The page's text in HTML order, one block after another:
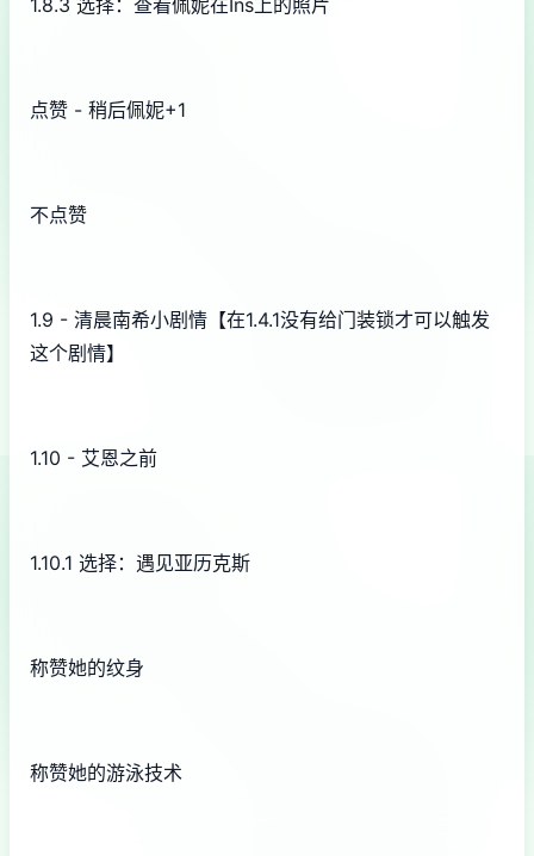
1.8.3 选择：查看佩妮在Ins上的照片
点赞 - 稍后佩妮+1
不点赞
1.9 - 清晨南希小剧情【在1.4.1没有给门装锁才可以触发
这个剧情】
1.10 - 艾恩之前
1.10.1 选择：遇见亚历克斯
称赞她的纹身
称赞她的游泳技术